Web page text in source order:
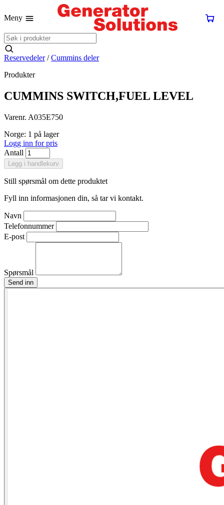
Meny
Reservedeler / Cummins deler
Produkter
CUMMINS SWITCH,FUEL LEVEL
Varenr. A035E750
Norge: 1 på lager
Logg inn for pris
Antall
Legg i handlekurv
Still spørsmål om dette produktet
Fyll inn informasjonen din, så tar vi kontakt.
Navn
Telefonnummer
E-post
Spørsmål
Send inn